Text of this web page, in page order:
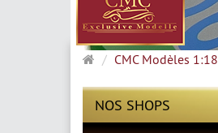
PageCMC Modèles 1:18
NOS SHOPS